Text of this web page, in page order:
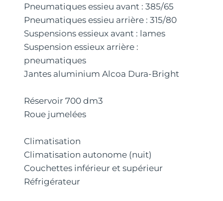
Pneumatiques essieu avant : 385/65
Pneumatiques essieu arrière : 315/80
Suspensions essieux avant : lames
Suspension essieux arrière :
pneumatiques
Jantes aluminium Alcoa Dura-Bright
Réservoir 700 dm3
Roue jumelées
Climatisation
Climatisation autonome (nuit)
Couchettes inférieur et supérieur
Réfrigérateur